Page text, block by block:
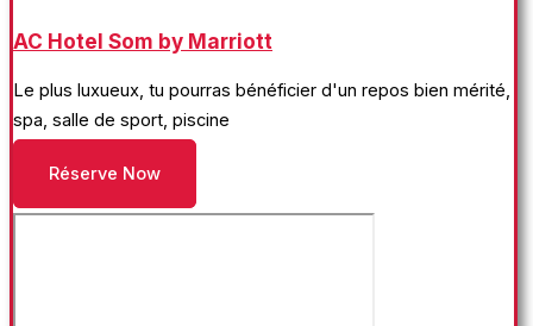
AC Hotel Som by Marriott
Le plus luxueux, tu pourras bénéficier d'un repos bien mérité,
spa, salle de sport, piscine
Réserve Now